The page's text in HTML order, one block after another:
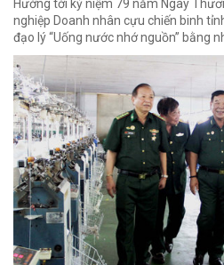
Hướng tới kỷ niệm 79 năm Ngày
nghiệp Doanh nhân cựu chiến binh
đạo lý “Uống nước nhớ nguồn” bằng